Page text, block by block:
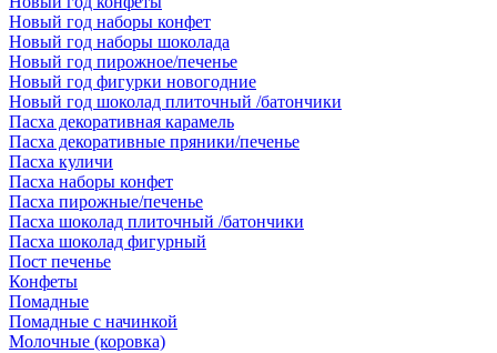
Новый год наборы конфет
Новый год наборы шоколада
Новый год пирожное/печенье
Новый год фигурки новогодние
Новый год шоколад плиточный /батончики
Пасха декоративная карамель
Пасха декоративные пряники/печенье
Пасха куличи
Пасха наборы конфет
Пасха пирожные/печенье
Пасха шоколад плиточный /батончики
Пасха шоколад фигурный
Пост печенье
Конфеты
Помадные
Помадные с начинкой
Молочные (коровка)